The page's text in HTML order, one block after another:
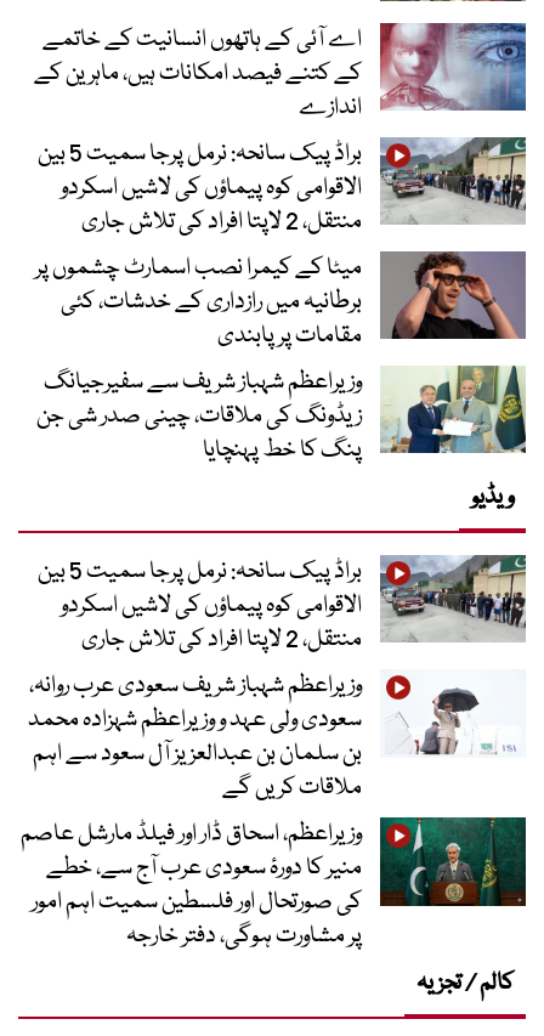
اے آئی کے ہاتھوں انسانیت کے خاتمے
کے کتنے فیصد امکانات ہیں، ماہرین کے
اندازے
براڈ پیک سانحہ: نرمل پرجا سمیت 5 بین
الاقوامی کوہ پیماؤں کی لاشیں اسکردو
منتقل، 2 لاپتا افراد کی تلاش جاری
میٹا کے کیمرا نصب اسمارٹ چشموں پر
برطانیہ میں رازداری کے خدشات، کئی
مقامات پر پابندی
وزیراعظم شہباز شریف سے سفیرجیانگ
زیڈونگ کی ملاقات، چینی صدر شی جن
پنگ کا خط پہنچایا
ویڈیو
براڈ پیک سانحہ: نرمل پرجا سمیت 5 بین
الاقوامی کوہ پیماؤں کی لاشیں اسکردو
منتقل، 2 لاپتا افراد کی تلاش جاری
وزیراعظم شہباز شریف سعودی عرب روانہ،
سعودی ولی عہد و وزیراعظم شہزادہ محمد
بن سلمان بن عبدالعزیز آل سعود سے اہم
ملاقات کریں گے
وزیراعظم، اسحاق ڈار اور فیلڈ مارشل عاصم
منیر کا دورۂ سعودی عرب آج سے، خطے
کی صورتحال اور فلسطین سمیت اہم امور
پر مشاورت ہوگی، دفتر خارجہ
کالم / تجزیہ